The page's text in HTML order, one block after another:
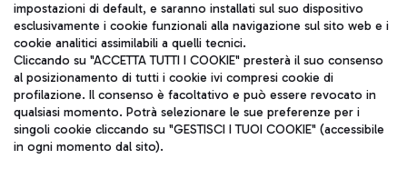
Pizza
Autobus
Scopri le linee di autobus per raggiungere l'aeroporto
Leonardo Da Vinci.
Ristoranti
Aeroporti di Roma S.p.A. - Società soggetta a direzione e
coordinamento di Mundys S.p.A.
Codice fiscale e Registro delle Imprese di Roma 13032990155 P.
IVA 06572251004
Capitale sociale 62.224.743,00 int. vers.
Sede legale: Via Pier Paolo Racchetti 1 - 00054 Fiumicino (RM)
telefono +39 06 65951
impostazioni di default, e saranno installati sul suo dispositivo
esclusivamente i cookie funzionali alla navigazione sul sito web e i
cookie analitici assimilabili a quelli tecnici.
Cliccando su "ACCETTA TUTTI I COOKIE" presterà il suo consenso
al posizionamento di tutti i cookie ivi compresi cookie di
profilazione. Il consenso è facoltativo e può essere revocato in
qualsiasi momento. Potrà selezionare le sue preferenze per i
singoli cookie cliccando su "GESTISCI I TUOI COOKIE" (accessibile
in ogni momento dal sito).